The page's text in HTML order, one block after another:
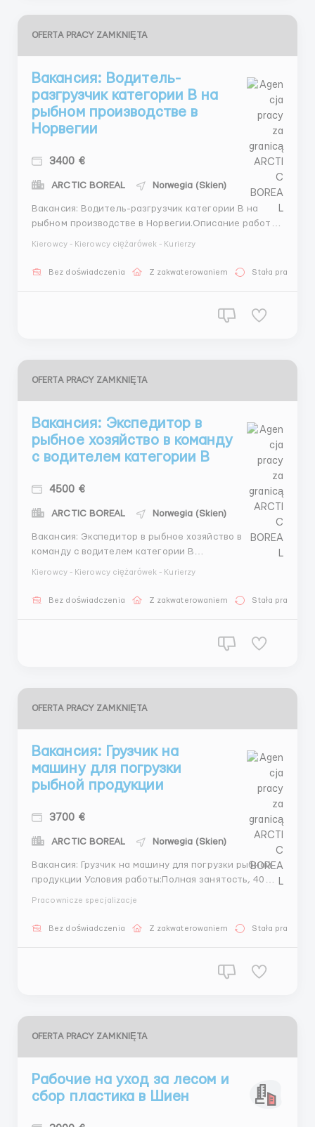
OFERTA PRACY ZAMKNIĘTA
Вакансия: Водитель-
разгрузчик категории B на
рыбном производстве в
Норвегии
3400 €
ARCTIC BOREAL Norwegia (Skien)
Вакансия: Водитель-разгрузчик категории B на
рыбном производстве в Норвегии.Описание работы:
Ваша основная задача - обеспечить своевременную
Норвегии. Вам предстоит работать в команде,
Kierowcy - Kierowcy ciężarówek - Kurierzy
Bez doświadczenia Z zakwaterowaniem Stała praca
OFERTA PRACY ZAMKNIĘTA
Вакансия: Экспедитор в
рыбное хозяйство в команду
с водителем категории B
4500 €
ARCTIC BOREAL Norwegia (Skien)
Вакансия: Экспедитор в рыбное хозяйство в
команду с водителем категории B
Обязанности:Организация логистики и маршрутов
и выгрузкой товара.Взаимодействие с
Kierowcy - Kierowcy ciężarówek - Kurierzy
Bez doświadczenia Z zakwaterowaniem Stała praca
OFERTA PRACY ZAMKNIĘTA
Вакансия: Грузчик на
машину для погрузки
рыбной продукции
3700 €
ARCTIC BOREAL Norwegia (Skien)
Вакансия: Грузчик на машину для погрузки рыбной
продукции Условия работы:Полная занятость, 40
работы может включать смены и работу по
Pracownicze specjalizacje
Bez doświadczenia Z zakwaterowaniem Stała praca
OFERTA PRACY ZAMKNIĘTA
Рабочие на уход за лесом и
сбор пластика в Шиен